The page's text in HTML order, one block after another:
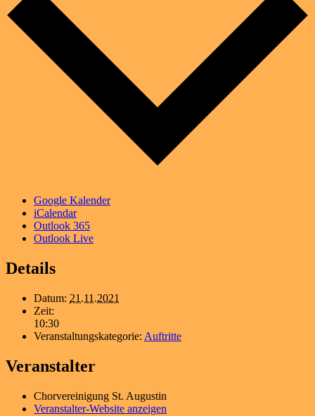
Google Kalender
iCalendar
Outlook 365
Outlook Live
Details
Datum: 21.11.2021
Zeit:
10:30
Veranstaltungskategorie: Auftritte
Veranstalter
Chorvereinigung St. Augustin
Veranstalter-Website anzeigen